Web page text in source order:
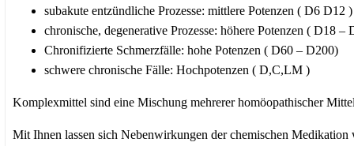
subakute entzündliche Prozesse: mittlere Potenzen ( D6 D12 )
chronische, degenerative Prozesse: höhere Potenzen ( D18 –
Chronifizierte Schmerzfälle: hohe Potenzen ( D60 – D200)
schwere chronische Fälle: Hochpotenzen ( D,C,LM )
Komplexmittel sind eine Mischung mehrerer homöopathischer
Mit Ihnen lassen sich Nebenwirkungen der chemischen